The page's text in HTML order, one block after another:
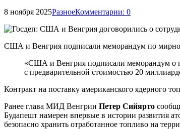
8 ноября 2025РазноеКомментарии: 0
США и Венгрия подписали меморандум по
«США и Венгрия подписали меморандум о
с предварительной стоимостью 20
Контракт на поставку американского ядерного
Ранее глава МИД Венгрии Петер Сийярто
Будапешт намерен впервые в истории развития
безопасно хранить отработанное топливо на